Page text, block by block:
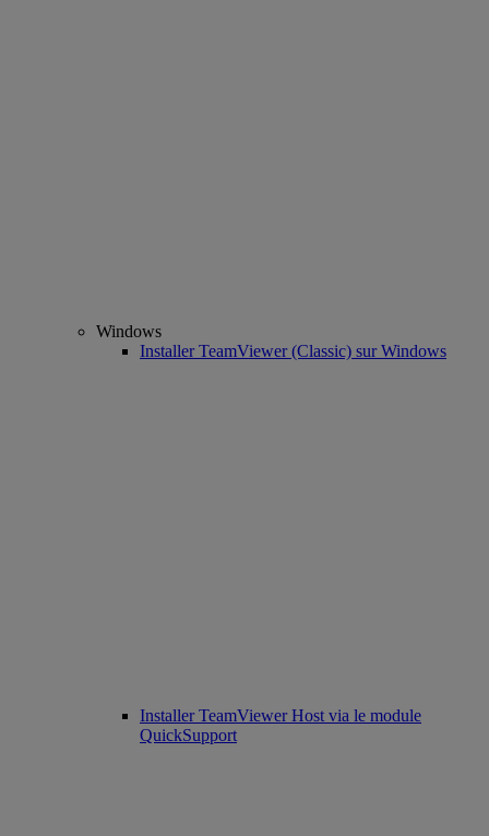
Windows
Installer TeamViewer (Classic) sur Windows
Installer TeamViewer Host via le module
QuickSupport